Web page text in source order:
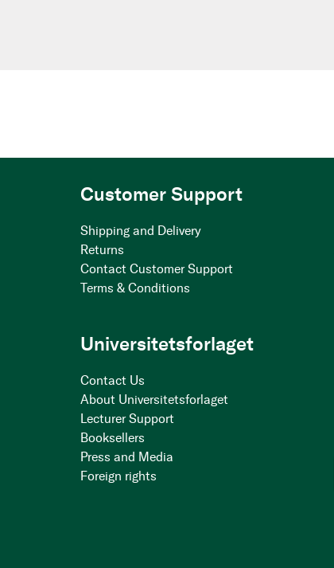
Customer Support
Shipping and Delivery
Returns
Contact Customer Support
Terms & Conditions
Universitetsforlaget
Contact Us
About Universitetsforlaget
Lecturer Support
Booksellers
Press and Media
Foreign rights